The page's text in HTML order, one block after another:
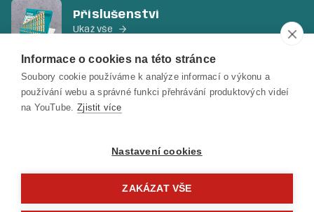
Příslušenství
Ukaž vše 
Ruční nářadí a ostatní
Ukaž vše 
Copyright © 2022 Total Tools Česká republika
Informace o cookies na této stránce
Soubory cookie používáme k analýze informací o výkonu a
používání webu a správné funkci přehrávání produktových videí
na YouTube. Zjistit více
Nastavení cookies
ZAKÁZAT VŠE